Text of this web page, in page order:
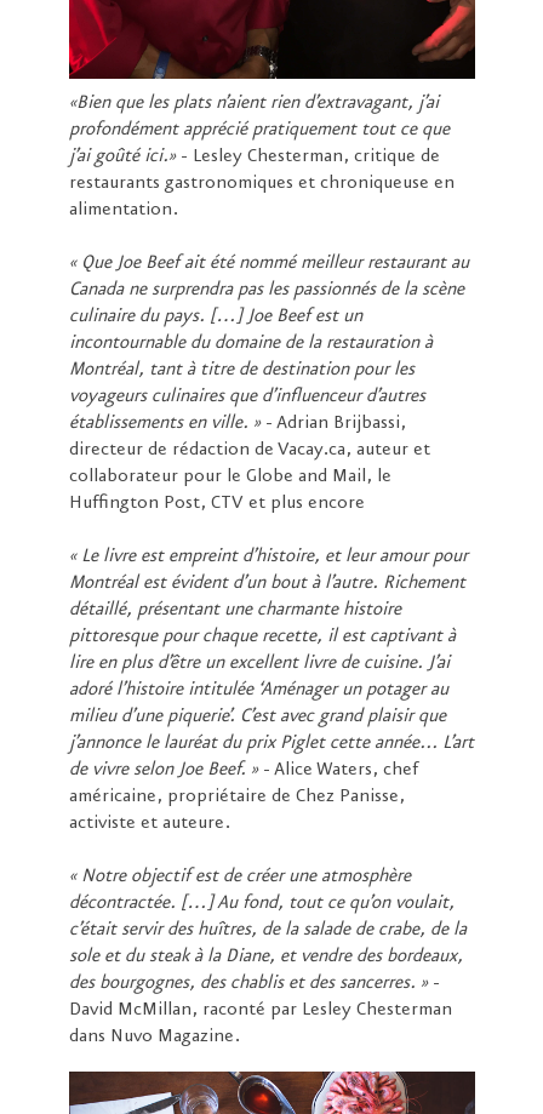
«Bien que les plats n’aient rien d’extravagant, j’ai
profondément apprécié pratiquement tout ce que
j’ai goûté ici.» - Lesley Chesterman, critique de
restaurants gastronomiques et chroniqueuse en
alimentation.
« Que Joe Beef ait été nommé meilleur restaurant au
Canada ne surprendra pas les passionnés de la scène
culinaire du pays. […] Joe Beef est un
incontournable du domaine de la restauration à
Montréal, tant à titre de destination pour les
voyageurs culinaires que d’influenceur d’autres
établissements en ville. »- Adrian Brijbassi,
directeur de rédaction de Vacay.ca, auteur et
collaborateur pour le Globe and Mail, le
Huffington Post, CTV et plus encore
« Le livre est empreint d’histoire, et leur amour pour
Montréal est évident d’un bout à l’autre. Richement
détaillé, présentant une charmante histoire
pittoresque pour chaque recette, il est captivant à
lire en plus d’être un excellent livre de cuisine. J’ai
adoré l’histoire intitulée ‘Aménager un potager au
milieu d’une piquerie’. C’est avec grand plaisir que
j’annonce le lauréat du prix Piglet cette année... L’art
de vivre selon Joe Beef. »- Alice Waters, chef
américaine, propriétaire de Chez Panisse,
activiste et auteure.
« Notre objectif est de créer une atmosphère
décontractée. […] Au fond, tout ce qu’on voulait,
c’était servir des huîtres, de la salade de crabe, de la
sole et du steak à la Diane, et vendre des bordeaux,
des bourgognes, des chablis et des sancerres. »-
David McMillan, raconté par Lesley Chesterman
dans Nuvo Magazine.